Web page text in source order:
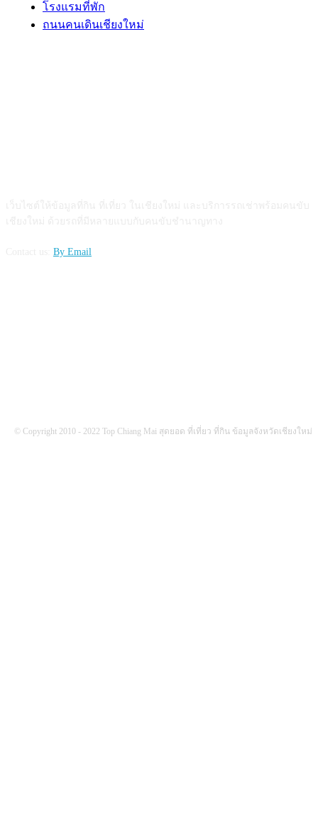
โรงแรมที่พัก
ถนนคนเดินเชียงใหม่
By Email
© Copyright 2010 - 2022 Top Chiang Mai สุดยอด ที่เที่ยว ที่กิน ข้อมูลจังหวัดเชียงใหม่